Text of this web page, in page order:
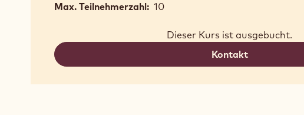
Max. Teilnehmerzahl: 10
Dieser Kurs ist ausgebucht.
Kontakt